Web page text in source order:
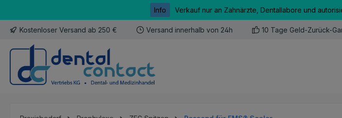
Info Verkauf nur an Zahnärzte, Dentallabore und
Kostenloser Versand ab 250 € Versand innerhalb von 24h 10 Tage Geld-Zurück-